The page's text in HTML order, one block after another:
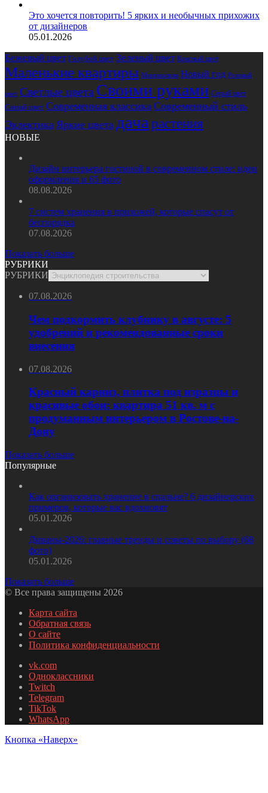
Это хочется повторить! 5 ярких и необычных прихожих
от дизайнеров
05.01.2026
Бежевый цвет Голубой цвет Зеленый цвет Красный цвет
Маленькие квартиры Минимализм Новый год Розовый
цвет Светлые цвета Своими руками Серый цвет
Синий цвет Современная классика Современный стиль
Эклектика Яркие цвета дача растения
НОВЫЕ
Дизайн интерьера гостиной в современном стиле: идеи
оформления и 65 фото
08.08.2026
7 систем хранения в прихожей, которые спасут от
беспорядка
07.08.2026
Показать больше
РУБРИКИ
РУБРИКИ
07.08.2026
Чем подкормить клубнику в августе: 5
удобрений и рекомендованные сроки
внесения
07.08.2026
Красный карниз, плитка под изразцы и
красивые обои: квартира 51 кв. м с
продуманным интерьером в Ростове-на-
Дону
Показать больше
Популярные
Как организовать хранение в спальне? 6 дизайнерских
примеров, которые вас вдохновят
05.01.2026
Диваны-2026: главные тренды и советы по выбору (68
фото)
05.01.2026
Показать больше
© Все права защищены 2026
Карта сайта
Обратная связь
О сайте
Политика конфиденциальности
vk.com
Одноклассники
Twitch
Telegram
TikTok
WhatsApp
Кнопка «Наверх»